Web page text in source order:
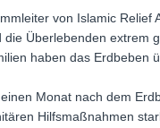
von Islamic
Überlebenden extrem
haben das Erdbeben
Monat nach dem
Hilfsmaßnahmen